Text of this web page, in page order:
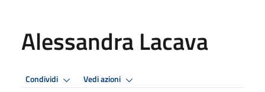
Alessandra Lacava
Condividi Vedi azioni